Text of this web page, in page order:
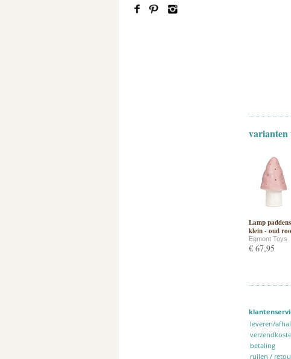
Lamp
klein - oud
Egmont Toys
€ 67,95
leveren/
betaling
ruilen /